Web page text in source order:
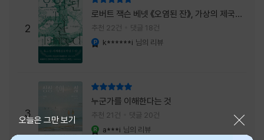
2
로버트 잭슨 베넷 《오염된 잔》, 가상의 제국이
주는 실감과 미스터리 사건의 치밀함이 이루어
내는 최상의 시너지...
추천 22건 댓글 18건
k******i 님의 리뷰
3
누군가를 이해한다는 것
추천 21건 댓글 20건
a***i 님의 리뷰
오늘은 그만 보기